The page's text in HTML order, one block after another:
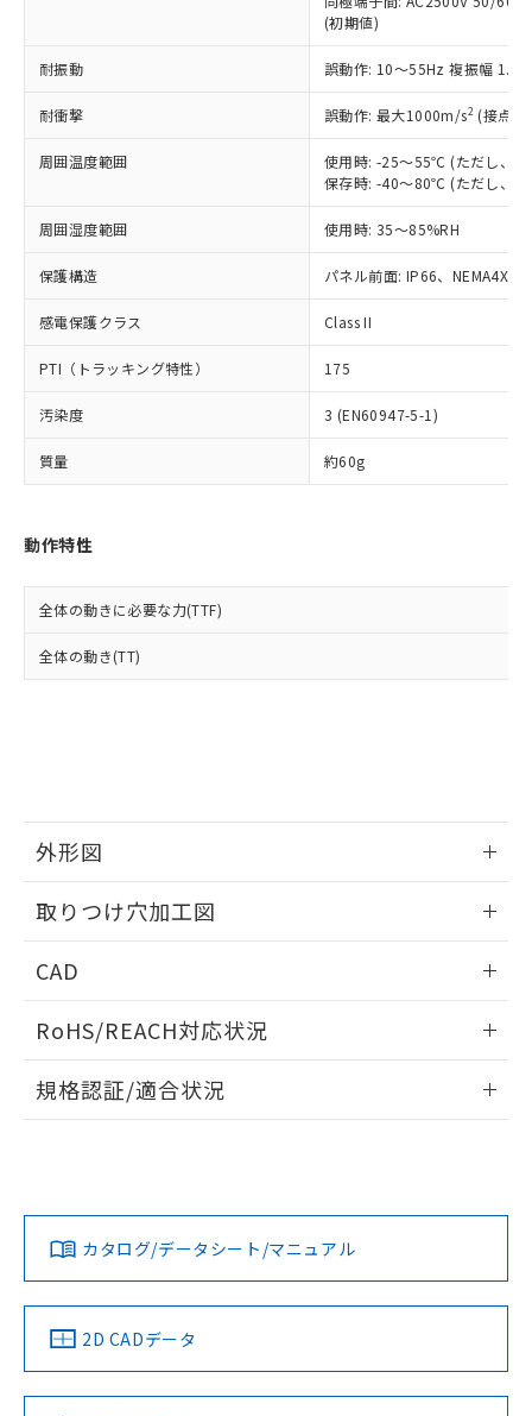
(初期値)
耐振動 誤動作: 10～55Hz 複振幅
耐衝撃 誤動作: 最大1000m/s2 (接点
周囲温度範囲
使用時: -25～55℃ (ただし、氷
保存時: -40～80℃ (ただし、氷
周囲湿度範囲 使用時: 35～85%RH
保護構造 パネル前面: IP66、NEMA4X,
感電保護クラス Class II
PTI（トラッキング特性） 175
汚染度 3 (EN60947-5-1)
質量 約60g
動作特性
全体の動きに必要な力(TTF)
全体の動き(TT)
外形図
取りつけ穴加工図
CAD
ドすることができます。
ログイン/会員登録
ダウンロードデータをご利用いただく前に、以下を必ずお読
みください。
ソフトウェアの使用条件
RoHS/REACH対応状況
EU RoHS 注意事項・凡例
対応済み
中国 RoHS 注意事項・凡例
規格認証/適合状況
カタログ/データシート/マニュアル
2D CADデータ
在庫状況および標準価格照会結果は、
記載している更新日時点での社内デー
タに基づき作成されるものであり、閲
覧された時点での実際の在庫および標
準価格とは異なる場合があることをご
正式な納期状況および標準価格はお客
様のお取引先、またはお客様担当のオ
ムロン制御機器販売店・当社販売員に
オムロン制御機器販売店や当社販売拠
販売ネットワーク
」をご確認
在庫状況および標準価格結果を当社の
事前の承諾なく第三者に漏洩または開
示しないようお願いします。
マイパーツ機能（部品リスト作成サー
ビス）をご利用いただくには、I-Web
メンバーズにご登録されている必要が
あります。
品・サービスに関するお客様との取
引・商談に必要な範囲で利用すること
※当社の共同利用者とは、
の共同利用に関して"
の「1.共同利
鉛(Pb) 1000ppm以下、 水銀(Hg) 1000ppm以下、 カド
類(PBB) 1000ppm以下、ポリ臭化ジフェニルエーテル類
(PBDE) 1000ppm以下、フタル酸ビス(2-エチルヘキシ
ル) (DEHP)(別名：DOP) 1000ppm以下、フタル酸ブチ
ルベンジル（BBP） 1000ppm以下、フタル酸ジブチル
（DBP） 1000ppm以下、フタル酸ジイソブチル
但し、RoHS指令で産業用監視および制御機器に対する
図的な使用がないことを確認しています。
部品在庫の切り替え状況などにより、予定
月が前後することがあります。
とができます。
EU RoHS指令（10物質）の非含有証明書
51物質の非含有証明書（当社基準）
荷製品に未対応品が混在することから備考
欄に対応日を記載しておりました。
既に当社にて対応品への在庫切替を完了
していることから、特段のことがない限
り、2022年1月12日より割愛しておりま
*中国RoHS10物質の基準値 (GB/T26572)：
Pb(鉛) :1000ppm、 Hg(水銀) : 1000ppm、 Cd(カドミウ
Cr(Ⅵ)(六価クロム) : 1000ppm、 PBBs(ポリ臭化ビフェ
ニル類) : 1000ppm、 PBDEs(ポリ臭化ジフェニルエーテ
ル類) : 1000ppm、
DBP(フタル酸ジブチル) : 1000ppm、 DIBP(フタル酸ジ
イソブチル) : 1000ppm、 BBP(フタル酸ブチルベンジ
DEHP(フタル酸ビス(2-エチルヘキシル)) : 1000ppm
「ｅ」：有害物質（10物質）のすべてが基
準値以下であることを示します。
「10」：通常の使用状況下において有害物
質が外部に漏えいし、環境に深刻な影響を
及ぼさない年数を意味します。
「－」：未確認です。当社販売部門へお問
（以下｢規制貨物等」という）を輸出
または国外への提供する場合は、日本
国政府の輸出許可(または役務取引許
可)を取得するなどの必要な手続きを
当社は規制貨物を破棄する場合は、完
全に破砕するなど、違法に輸出されな
いよう必要な手段を講じます。
当社は貴社製品を、核兵器、ミサイ
ル、化学兵器、生物兵器またはその他
武器並びにこれらの製造装置等に一切
当社は、貴社製品を第三者に販売する
場合は、上記1、2および3の内容を当
該第三者に通知します。また当社は、
販売先および販売に係わる関係者が違
法に輸出するおそれがある場合は、取
り引きをいたしません。
合意する
一定数以上の在庫あり
一定数には満たないが在庫あり
在庫なし(最新の在庫状況につ
いては、お客様のお取引先、ま
たはお客様担当のオムロン制御
機器販売店・当社販売員にご確
認ください)
受注生産機種、また在庫状況の
情報を公開していない機種